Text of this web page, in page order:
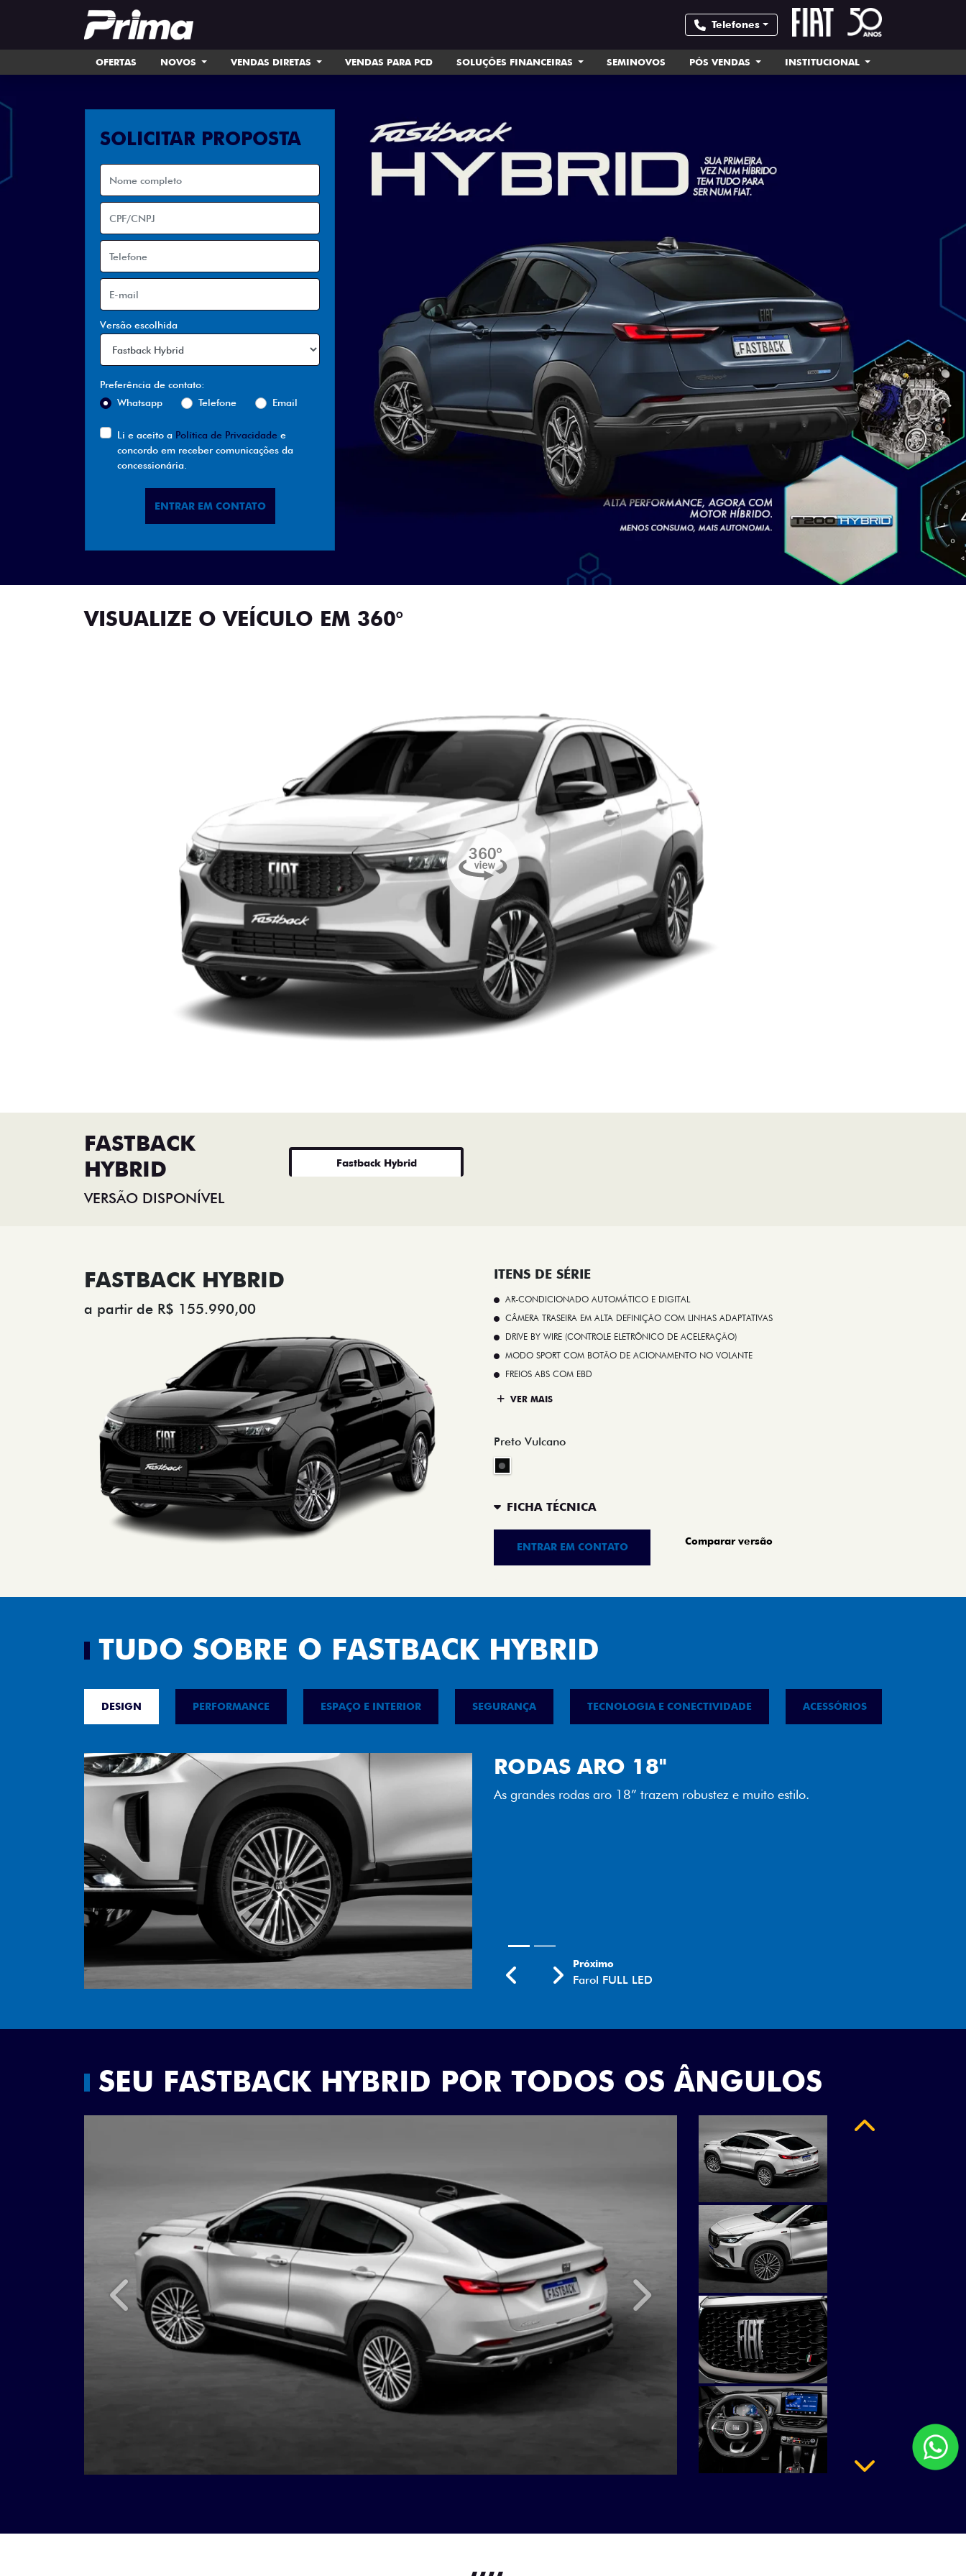
Telefones
OFERTAS NOVOS VENDAS DIRETAS VENDAS PARA PCD SOLUÇÕES FINANCEIRAS SEMINOVOS PÓS VENDAS INSTITUCIONAL
SOLICITAR PROPOSTA
Versão escolhida
Preferência de contato:
Whatsapp
Telefone Email
Li e aceito a Política de Privacidade e
concordo em receber comunicações da
concessionária.
ENTRAR EM CONTATO
VISUALIZE O VEÍCULO EM 360°
FASTBACK
HYBRID
VERSÃO DISPONÍVEL
Fastback Hybrid
FASTBACK HYBRID
a partir de R$ 155.990,00
ITENS DE SÉRIE
AR-CONDICIONADO AUTOMÁTICO E DIGITAL
CÂMERA TRASEIRA EM ALTA DEFINIÇÃO COM LINHAS ADAPTATIVAS
DRIVE BY WIRE (CONTROLE ELETRÔNICO DE ACELERAÇÃO)
MODO SPORT COM BOTÃO DE ACIONAMENTO NO VOLANTE
FREIOS ABS COM EBD
VER MAIS
Preto Vulcano
FICHA TÉCNICA
ENTRAR EM CONTATO
Comparar versão
TUDO SOBRE O FASTBACK HYBRID
DESIGN PERFORMANCE ESPAÇO E INTERIOR SEGURANÇA TECNOLOGIA E CONECTIVIDADE ACESSÓRIOS
FAROL FULL LED
Tecnologia dos faróis totalmente em LED garante melhor
Rodas aro 18"
SEU FASTBACK HYBRID POR TODOS OS ÂNGULOS
Próximo